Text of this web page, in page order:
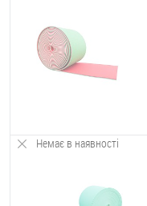
Немає в наявності